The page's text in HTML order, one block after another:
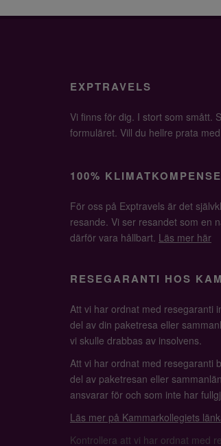
EXPTRAVELS
Vi finns för dig. I stort som smått.
formuläret. Vill du hellre prata
100%
För oss på Exptravels är det
resande. Vi ser resandet som en
därför vara hållbart. Läs mer här
RESEGARANTI HOS
Att vi har ordnat med resegaranti
del av din paketresa eller
vi skulle drabbas av insolvens.
Att vi har ordnat med resegaranti
del av paketresan eller
ansvarar för och som inte har
Läs mer på Kammarkollegiets
Kontrollera att vi har ordnat med